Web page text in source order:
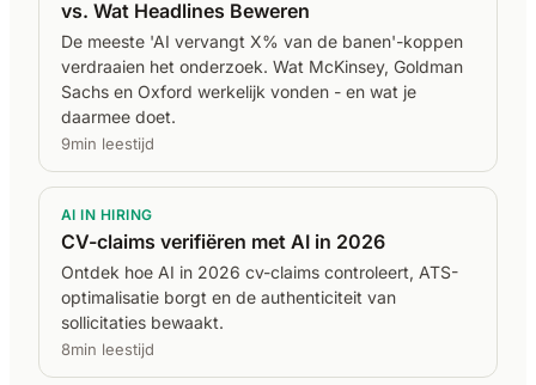
vs. Wat Headlines Beweren
De meeste 'AI vervangt X% van de banen'-koppen
verdraaien het onderzoek. Wat McKinsey, Goldman
Sachs en Oxford werkelijk vonden - en wat je
daarmee doet.
9min leestijd
AI IN HIRING
CV-claims verifiëren met AI in 2026
Ontdek hoe AI in 2026 cv-claims controleert, ATS-
optimalisatie borgt en de authenticiteit van
sollicitaties bewaakt.
8min leestijd